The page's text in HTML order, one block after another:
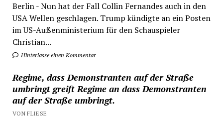
Berlin - Nun hat der Fall Collin Fernandes auch in den
USA Wellen geschlagen. Trump kündigte an ein Posten
im US-Außenministerium für den Schauspieler
Christian...
Hinterlasse einen Kommentar
Regime, dass Demonstranten auf der Straße
umbringt greift Regime an dass Demonstranten
auf der Straße umbringt.
VON FLIESE